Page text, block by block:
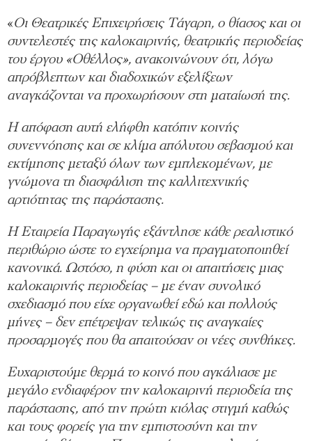
«Οι Θεατρικές Επιχειρήσεις Τάγαρη, ο θίασος και οι
συντελεστές της καλοκαιρινής, θεατρικής περιοδείας
του έργου «Οθέλλος», ανακοινώνουν ότι, λόγω
απρόβλεπτων και διαδοχικών εξελίξεων
αναγκάζονται να προχωρήσουν στη ματαίωσή της.
Η απόφαση αυτή ελήφθη κατόπιν κοινής
συνεννόησης και σε κλίμα απόλυτου σεβασμού και
εκτίμησης μεταξύ όλων των εμπλεκομένων, με
γνώμονα τη διασφάλιση της καλλιτεχνικής
αρτιότητας της παράστασης.
Η Εταιρεία Παραγωγής εξάντλησε κάθε ρεαλιστικό
περιθώριο ώστε το εγχείρημα να πραγματοποιηθεί
κανονικά. Ωστόσο, η φύση και οι απαιτήσεις μιας
καλοκαιρινής περιοδείας – με έναν συνολικό
σχεδιασμό που είχε οργανωθεί εδώ και πολλούς
μήνες – δεν επέτρεψαν τελικώς τις αναγκαίες
προσαρμογές που θα απαιτούσαν οι νέες συνθήκες.
Ευχαριστούμε θερμά το κοινό που αγκάλιασε με
μεγάλο ενδιαφέρον την καλοκαιρινή περιοδεία της
παράστασης, από την πρώτη κιόλας στιγμή καθώς
και τους φορείς για την εμπιστοσύνη και την